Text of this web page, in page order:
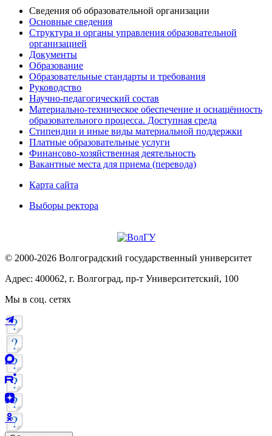
Сведения об образовательной организации
Основные сведения
Структура и органы управления образовательной
организацией
Документы
Образование
Образовательные стандарты и требования
Руководство
Научно-педагогический состав
Материально-техническое обеспечение и оснащённость
образовательного процесса. Доступная среда
Стипендии и иные виды материальной поддержки
Платные образовательные услуги
Финансово-хозяйственная деятельность
Вакантные места для приема (перевода)
Карта сайта
Выборы ректора
© 2000-2026 Волгоградский государственный университет
Адрес: 400062, г. Волгоград, пр-т Университетский, 100
Мы в соц. сетях